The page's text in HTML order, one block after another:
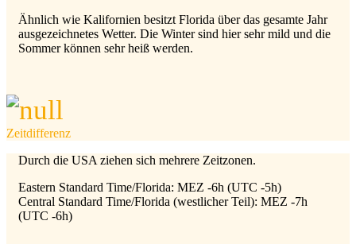
Ähnlich wie Kalifornien besitzt Florida über das gesamte Jahr
ausgezeichnetes Wetter. Die Winter sind hier sehr mild und die
Sommer können sehr heiß werden.
Zeitdifferenz
Durch die USA ziehen sich mehrere Zeitzonen.
Eastern Standard Time/Florida: MEZ -6h (UTC -5h)
Central Standard Time/Florida (westlicher Teil): MEZ -7h
(UTC -6h)